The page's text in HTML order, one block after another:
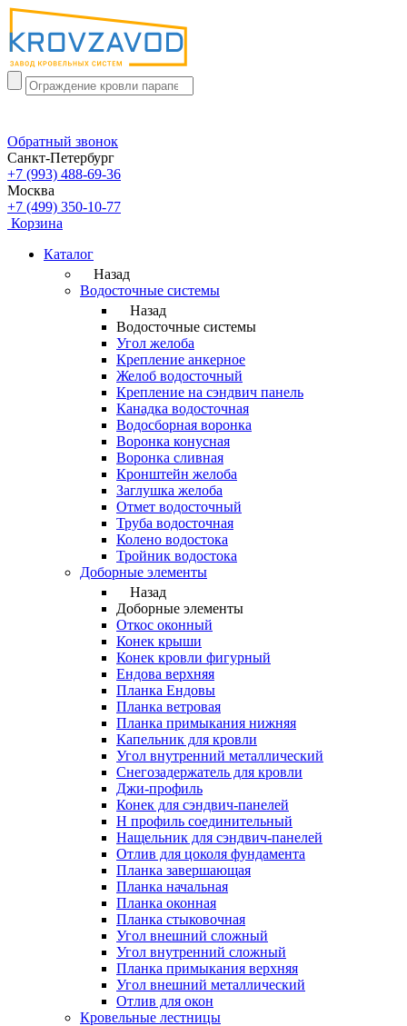
Обратный звонок
Санкт-Петербург
+7 (993) 488-69-36
Москва
+7 (499) 350-10-77
Корзина
Каталог
Назад
Водосточные системы
Назад
Водосточные системы
Угол желоба
Крепление анкерное
Желоб водосточный
Крепление на сэндвич панель
Канадка водосточная
Водосборная воронка
Воронка конусная
Воронка сливная
Кронштейн желоба
Заглушка желоба
Отмет водосточный
Труба водосточная
Колено водостока
Тройник водостока
Доборные элементы
Назад
Доборные элементы
Откос оконный
Конек крыши
Конек кровли фигурный
Ендова верхняя
Планка Ендовы
Планка ветровая
Планка примыкания нижняя
Капельник для кровли
Угол внутренний металлический
Снегозадержатель для кровли
Джи-профиль
Конек для сэндвич-панелей
Н профиль соединительный
Нащельник для сэндвич-панелей
Отлив для цоколя фундамента
Планка завершающая
Планка начальная
Планка оконная
Планка стыковочная
Угол внешний сложный
Угол внутренний сложный
Планка примыкания верхняя
Угол внешний металлический
Отлив для окон
Кровельные лестницы